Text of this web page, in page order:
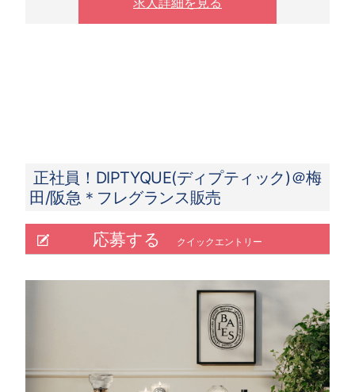
正社員！DIPTYQUE(ディプティック)＠梅
田/阪急＊フレグランス販売
応募する クイックエントリー